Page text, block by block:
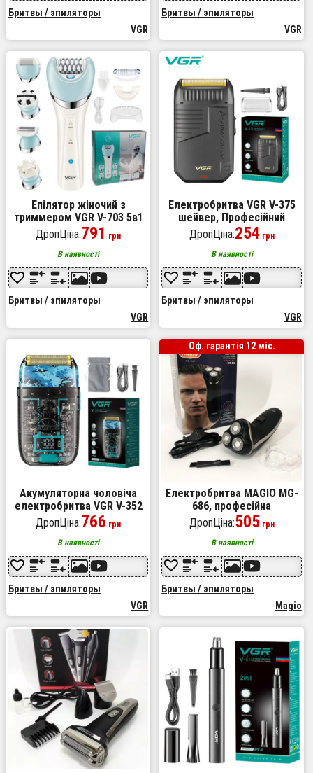
Бритвы / эпиляторы
VGR
Бритвы / эпиляторы
VGR
Епілятор жіночий з
триммером VGR V-703 5в1
для видалення волосся на
тілі акумуляторна пемза
масажна насадка
ДропЦіна:791 грн
В наявності
Бритвы / эпиляторы
VGR
Електробритва VGR V-375
шейвер, Професійний
шейвер-електробритва,
Електробритва-шейвер
чоловічий
ДропЦіна:254 грн
В наявності
Бритвы / эпиляторы
VGR
Акумуляторна чоловіча
електробритва VGR V-352
для гоління бороди та вусів
шейвер для ідеальної
гладкості
ДропЦіна:766 грн
В наявності
Бритвы / эпиляторы
VGR
Електробритва MAGIO MG-
686, професійна
електробритва, бритва для
бороди, чоловіча машинка
для гоління
ДропЦіна:505грн
В наявності
Бритвы / эпиляторы
Magio
Оф. гарантія 12 міс.